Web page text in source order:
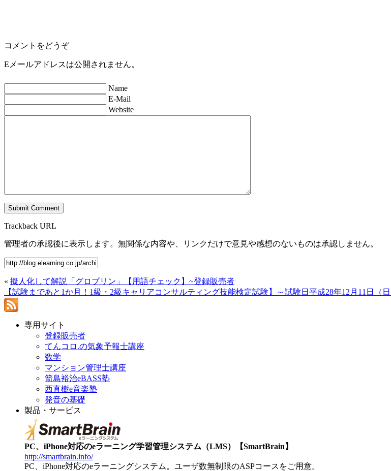
コメントをどうぞ
Eメールアドレスは公開されません。
Name
E-Mail
Website
Trackback URL
管理者の承認後に表示します。無関係な内容や、リンクだけで意見や感想のないものは承認しません。
« 擬人化して解説「グロブリン」【用語チェック】~登録販売者
【試験まであと1か月！1級・2級キャリアコンサルティング技能検定試験】～試験日平成28年12月11日（日
専用サイト
登録販売者
てんコロ.の気象予報士講座
数学
マンション管理士講座
箭島裕治eBASS塾
西直樹e音楽塾
発音の基礎
製品・サービス
PC、iPhone対応のeラーニング学習管理システム（LMS）【SmartBrain】
http://smartbrain.info/
PC、iPhone対応のeラーニングシステム。ユーザ数無制限のASPコースをご用意。